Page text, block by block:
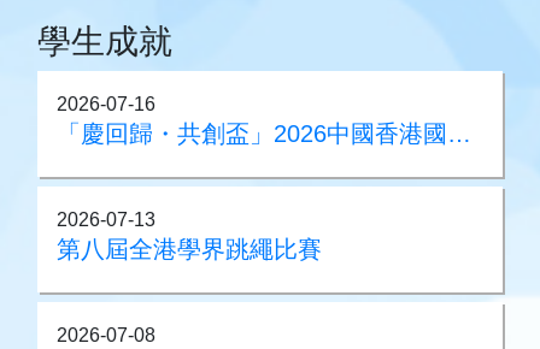
學生成就
2026-07-16
「慶回歸・共創盃」2026中國香港國際雜耍比賽
2026-07-13
第八屆全港學界跳繩比賽
2026-07-08